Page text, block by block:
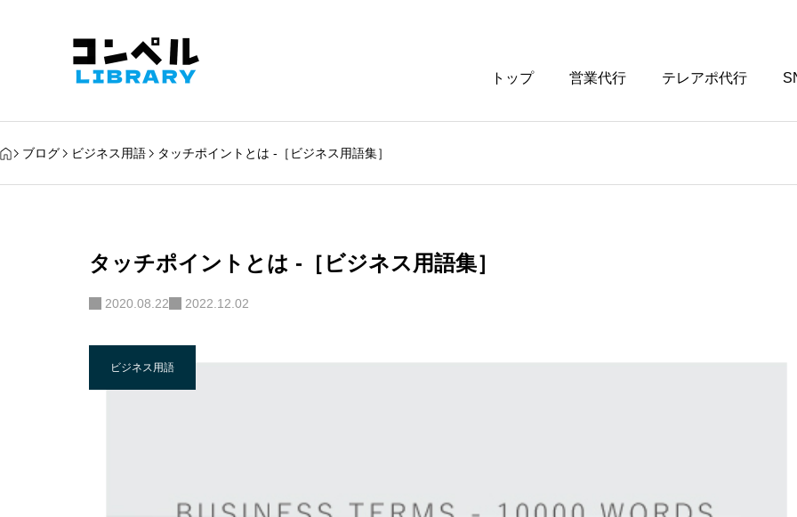
トップ 営業代行 テレアポ代行
ブログ ビジネス用語 タッチポイントとは -［ビジネス用語集］
タッチポイントとは -［ビジネス用語集］
2020.08.22 2022.12.02
ビジネス用語